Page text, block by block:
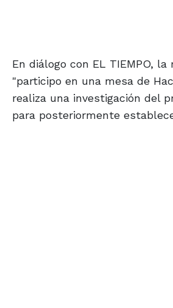
En diálogo con EL TIEMPO,
"participo en una mesa de
realiza una investigación del
para posteriormente